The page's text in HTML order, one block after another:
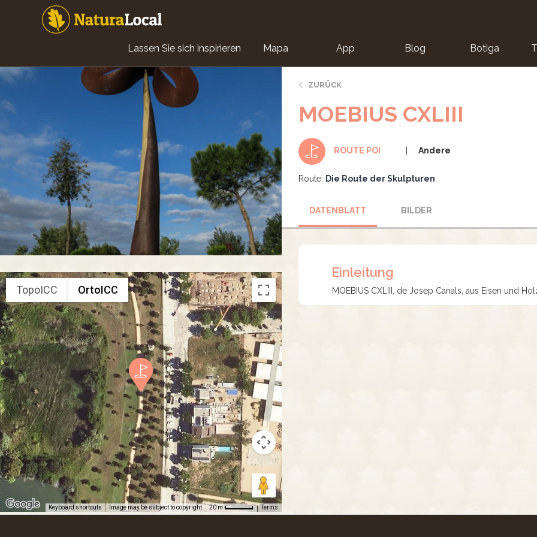
Main
navigation
Lassen Sie sich inspirieren Mapa App Blog Botiga
TopoICC OrtoICC
Keyboard shortcuts Image may be subject to copyright 20 m Terms
ZURÜCK
MOEBIUS CXLIII
ROUTE POI Andere
Route: Die Route der Skulpturen
DATENBLATT BILDER
Einleitung
MOEBIUS CXLIII, de Josep Canals, aus Eisen und